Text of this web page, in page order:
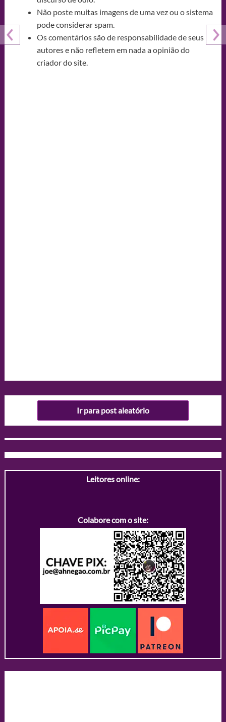
Não poste muitas imagens de uma vez ou o sistema
pode considerar spam.
Os comentários são de responsabilidade de seus
autores e não refletem em nada a opinião do
criador do site.
Ir para post aleatório
Leitores online:
Colabore com o site: